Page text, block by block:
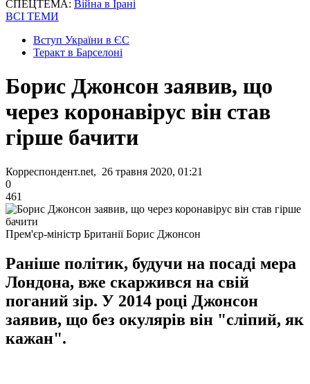
СПЕЦТЕМА: Війна в Ірані
ВСІ ТЕМИ
Вступ України в ЄС
Теракт в Барселоні
Борис Джонсон заявив, що
через коронавірус він став
гірше бачити
Корреспондент.net, 26 травня 2020, 01:21
0
461
Прем'єр-міністр Британії Борис Джонсон
Раніше політик, будучи на посаді мера
Лондона, вже скаржився на свій
поганий зір. У 2014 році Джонсон
заявив, що без окулярів він "сліпий, як
кажан".